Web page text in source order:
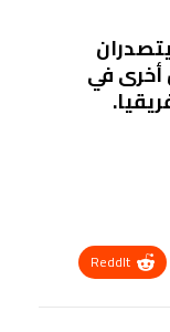
في
ReddIt